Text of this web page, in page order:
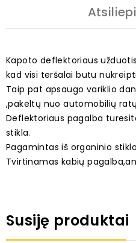
Kapoto deflektoriaus
kad visi teršalai butu
Taip pat apsaugo variklio
,pakeltų nuo automobilių
Deflektoriaus pagalba
stikla.
Pagamintas iš organinio
Tvirtinamas kabių
Susiję produktai